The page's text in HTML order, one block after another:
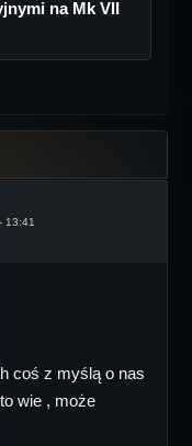
na Mk VII
13:41
coś z myślą o nas
wie , może